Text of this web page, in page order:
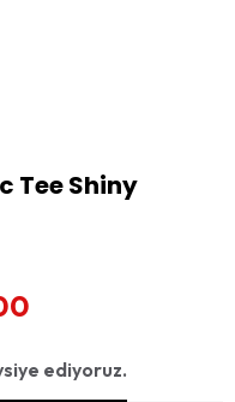
Tee Shiny
ediyoruz.